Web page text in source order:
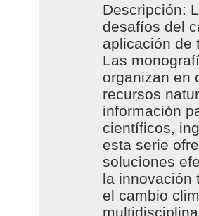
Descripción:
desafíos del
aplicación de
Las
organizan en
recursos
información
científicos,
esta serie
soluciones
la innovación
el cambio